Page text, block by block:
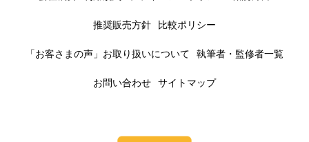
推奨販売方針 比較ポリシー
「お客さまの声」お取り扱いについて 執筆者・監修者一覧
お問い合わせ サイトマップ